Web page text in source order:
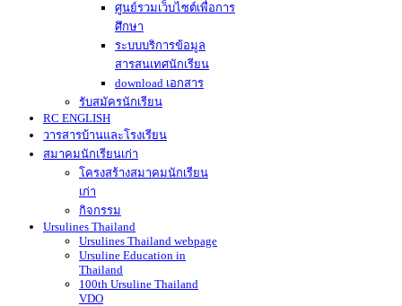
ศูนย์รวมเว็บไซต์เพื่อการ
ศึกษา
ระบบบริการข้อมูล
สารสนเทศนักเรียน
download เอกสาร
รับสมัครนักเรียน
RC ENGLISH
วารสารบ้านและโรงเรียน
สมาคมนักเรียนเก่า
โครงสร้างสมาคมนักเรียน
เก่า
กิจกรรม
Ursulines Thailand
Ursulines Thailand webpage
Ursuline Education in
Thailand
100th Ursuline Thailand
VDO